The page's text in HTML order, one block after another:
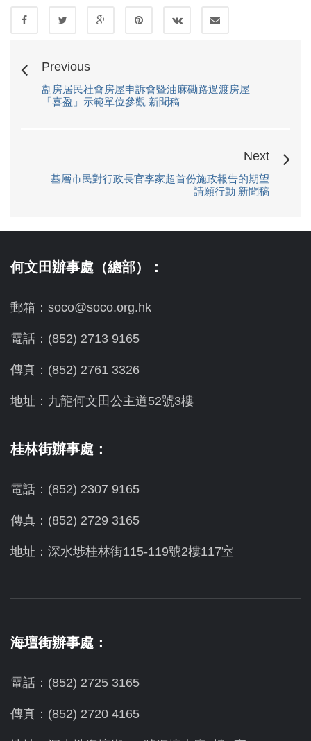
Previous
劏房居民社會房屋申訴會暨油麻磡路過渡房屋
「喜盈」示範單位參觀 新聞稿
Next
基層市民對行政長官李家超首份施政報告的期望
請願行動 新聞稿
何文田辦事處（總部）：
郵箱：soco@soco.org.hk
電話：(852) 2713 9165
傳真：(852) 2761 3326
地址：九龍何文田公主道52號3樓
桂林街辦事處：
電話：(852) 2307 9165
傳真：(852) 2729 3165
地址：深水埗桂林街115-119號2樓117室
海壇街辦事處：
電話：(852) 2725 3165
傳真：(852) 2720 4165